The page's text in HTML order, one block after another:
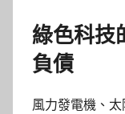
綠色科技
負債
風力發電機、